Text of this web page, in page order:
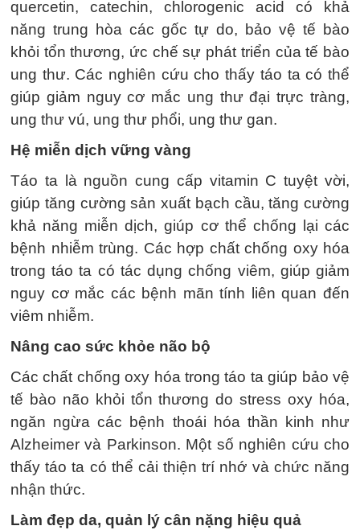
quercetin, catechin, chlorogenic acid có khả
năng trung hòa các gốc tự do, bảo vệ tế bào
khỏi tổn thương, ức chế sự phát triển của tế bào
ung thư. Các nghiên cứu cho thấy táo ta có thể
giúp giảm nguy cơ mắc ung thư đại trực tràng,
ung thư vú, ung thư phổi, ung thư gan.
Hệ miễn dịch vững vàng
Táo ta là nguồn cung cấp vitamin C tuyệt vời,
giúp tăng cường sản xuất bạch cầu, tăng cường
khả năng miễn dịch, giúp cơ thể chống lại các
bệnh nhiễm trùng. Các hợp chất chống oxy hóa
trong táo ta có tác dụng chống viêm, giúp giảm
nguy cơ mắc các bệnh mãn tính liên quan đến
viêm nhiễm.
Nâng cao sức khỏe não bộ
Các chất chống oxy hóa trong táo ta giúp bảo vệ
tế bào não khỏi tổn thương do stress oxy hóa,
ngăn ngừa các bệnh thoái hóa thần kinh như
Alzheimer và Parkinson. Một số nghiên cứu cho
thấy táo ta có thể cải thiện trí nhớ và chức năng
nhận thức.
Làm đẹp da, quản lý cân nặng hiệu quả